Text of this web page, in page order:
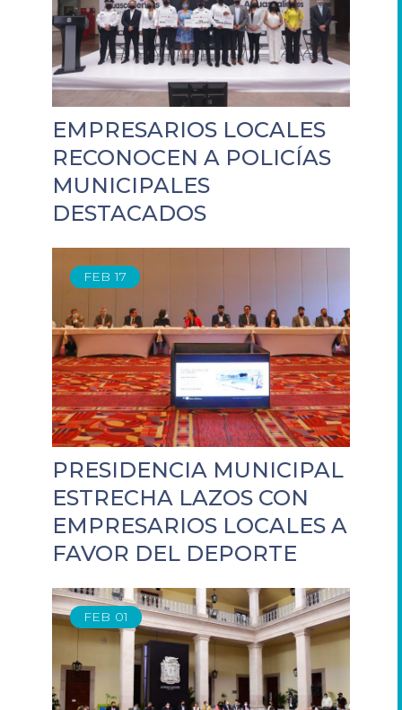
EMPRESARIOS LOCALES
RECONOCEN A POLICÍAS
MUNICIPALES
DESTACADOS
FEB 17
PRESIDENCIA MUNICIPAL
ESTRECHA LAZOS CON
EMPRESARIOS LOCALES A
FAVOR DEL DEPORTE
FEB 01